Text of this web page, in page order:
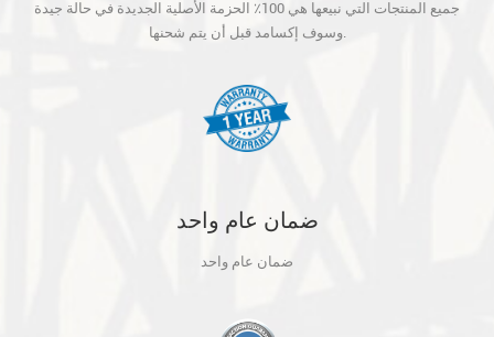
قبل أن يتم شحنها.
جميع المنتجات التي نبيعها هي 100٪ الحزمة الأصلية الجديدة في حالة جيدة
وسوف إكسامد قبل أن يتم شحنها.
ضمان عام واحد
ضمان عام واحد